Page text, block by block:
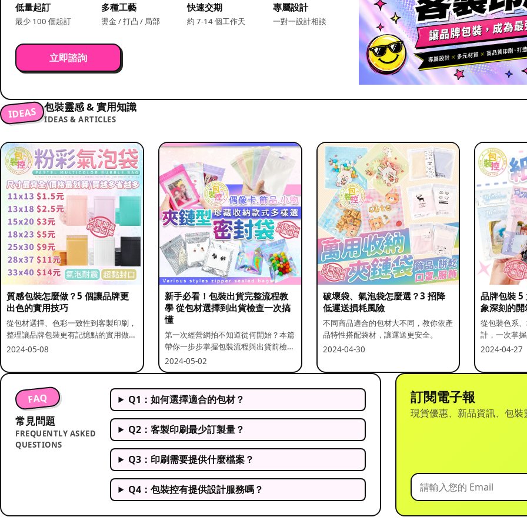
低量起訂
最少 100 個起訂
多種工藝
燙金 / 打凸 / 局部
快速交期
約 7-14 個工作天
專屬設計
一對一設計相談
立即諮詢
IDEAS 包裝靈感 & 實用知識
IDEAS & ARTICLES
質感包裝怎麼做？5 個讓品牌更
出色的實用技巧
從包材選擇、色彩一致性到客製印刷，
整理讓品牌包裝更有記憶點的實用做
法。
2024-05-08
新手必看！包裝出貨完整流程教
學 從包材選擇到出貨檢查一次搞
懂
第一次經營網拍不知道從何開始？本篇
帶你一步步掌握包裝流程與出貨前檢查
重點。
2024-05-02
破壞袋、氣泡袋怎麼選？3 招降
低運送損耗風險
不同商品適合的包材大不同，教你依產
品特性搭配袋材，讓運送更安全。
2024-04-30
品牌包裝 5
象深刻的
從包裝色系
計，一次掌
2024-04-27
FAQ
常見問題
FREQUENTLY ASKED
QUESTIONS
Q1：如何選擇適合的包材？
Q2：客製印刷最少訂製量？
Q3：印刷需要提供什麼檔案？
Q4：包裝控有提供設計服務嗎？
訂閱電子報
現貨優惠、新品資訊、包裝